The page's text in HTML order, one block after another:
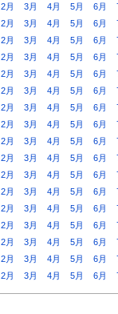
2月 3月 4月 5月 6月
2月 3月 4月 5月 6月
2月 3月 4月 5月 6月
2月 3月 4月 5月 6月
2月 3月 4月 5月 6月
2月 3月 4月 5月 6月
2月 3月 4月 5月 6月
2月 3月 4月 5月 6月
2月 3月 4月 5月 6月
2月 3月 4月 5月 6月
2月 3月 4月 5月 6月
2月 3月 4月 5月 6月
2月 3月 4月 5月 6月
2月 3月 4月 5月 6月
2月 3月 4月 5月 6月
2月 3月 4月 5月 6月
2月 3月 4月 5月 6月